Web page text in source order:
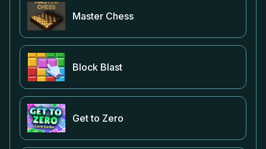
Master Chess
Block Blast
Get to Zero